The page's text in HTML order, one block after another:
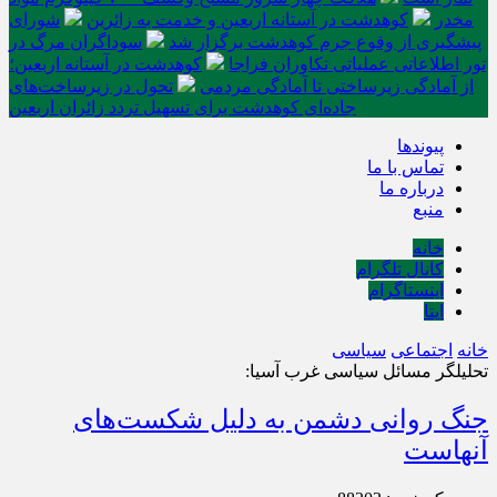
مخدر
کوهدشت در آستانه اربعین و خدمت‌ به زائرین
شورای
پیشگیری از وقوع جرم کوهدشت برگزار شد
سوداگران مرگ در
تور اطلاعاتی عملیاتی تکاوران فراجا
کوهدشت در آستانه اربعین؛
از آمادگی زیرساختی تا آمادگی مردمی
تحول در زیرساخت‌های
جاده‌ای کوهدشت برای تسهیل تردد زائران اربعین
پیوندها
تماس با ما
درباره ما
منبع
خانه
کانال تلگرام
اینستاگرام
ایتا
خانه اجتماعی سیاسی
تحلیلگر مسائل سیاسی غرب آسیا:
جنگ روانی دشمن به دلیل شکست‌های
آنهاست